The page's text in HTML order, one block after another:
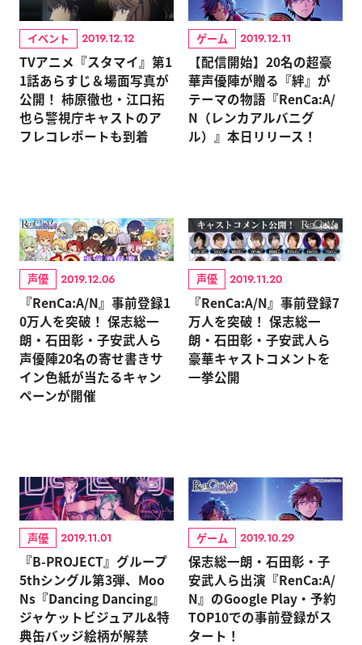
イベント 2019.12.12
TVアニメ『スタマイ』第1
1話あらすじ＆場面写真が
公開！ 柿原徹也・江口拓
也ら警視庁キャストのア
フレコレポートも到着
ゲーム 2019.12.11
【配信開始】20名の超豪
華声優陣が贈る『絆』が
テーマの物語『RenCa:A/
N（レンカアルバニグ
ル）』本日リリース！
声優 2019.12.06
『RenCa:A/N』事前登録1
0万人を突破！ 保志総一
朗・石田彰・子安武人ら
声優陣20名の寄せ書きサ
イン色紙が当たるキャン
ペーンが開催
声優 2019.11.20
『RenCa:A/N』事前登録7
万人を突破！ 保志総一
朗・石田彰・子安武人ら
豪華キャストコメントを
一挙公開
声優 2019.11.01
『B-PROJECT』グループ
5thシングル第3弾、Moo
Ns『Dancing Dancing』
ジャケットビジュアル&特
典缶バッジ絵柄が解禁
ゲーム 2019.10.29
保志総一朗・石田彰・子
安武人ら出演『RenCa:A/
N』のGoogle Play・予約
TOP10での事前登録がス
タート！